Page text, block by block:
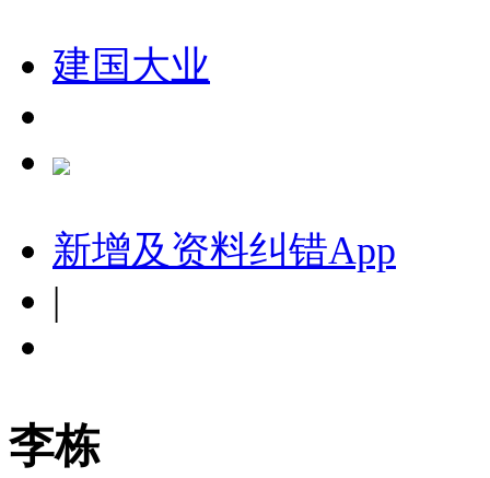
建国大业
新增及资料纠错App
|
李栋